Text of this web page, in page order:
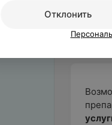
Отклонить